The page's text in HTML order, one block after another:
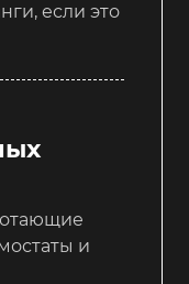
если это
и